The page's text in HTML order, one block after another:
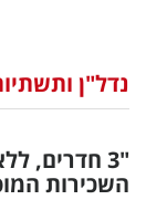
וצרכנות
דיגיטל
נדל"ן
השכירות